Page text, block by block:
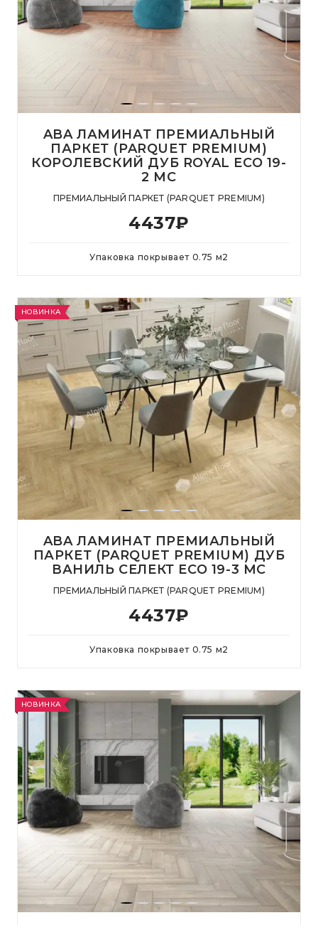
ABA ЛАМИНАТ ПРЕМИАЛЬНЫЙ
ПАРКЕТ (PARQUET PREMIUM)
КОРОЛЕВСКИЙ ДУБ ROYAL ECO 19-
2 MC
ПРЕМИАЛЬНЫЙ ПАРКЕТ (PARQUET PREMIUM)
4437₽
Упаковка покрывает 0.75 м2
НОВИНКА
ABA ЛАМИНАТ ПРЕМИАЛЬНЫЙ
ПАРКЕТ (PARQUET PREMIUM) ДУБ
ВАНИЛЬ СЕЛЕКТ ECO 19-3 MC
ПРЕМИАЛЬНЫЙ ПАРКЕТ (PARQUET PREMIUM)
4437₽
Упаковка покрывает 0.75 м2
НОВИНКА